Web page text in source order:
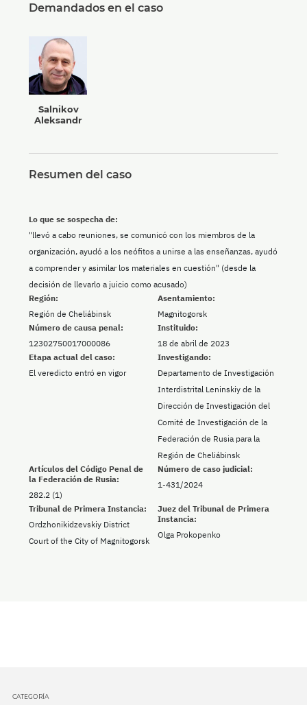
Demandados en el caso
Salnikov
Aleksandr
Resumen del caso
Región:
Región de Cheliábinsk
Asentamiento:
Magnitogorsk
Lo que se sospecha de:
"llevó a cabo reuniones, se comunicó con los miembros de la
organización, ayudó a los neófitos a unirse a las enseñanzas, ayudó
a comprender y asimilar los materiales en cuestión" (desde la
decisión de llevarlo a juicio como acusado)
Número de causa penal:
12302750017000086
Instituido:
18 de abril de 2023
Etapa actual del caso:
El veredicto entró en vigor
Investigando:
Departamento de Investigación
Interdistrital Leninskiy de la
Dirección de Investigación del
Comité de Investigación de la
Federación de Rusia para la
Región de Cheliábinsk
Artículos del Código Penal de
la Federación de Rusia:
282.2 (1)
Número de caso judicial:
1-431/2024
Tribunal de Primera Instancia:
Ordzhonikidzevskiy District
Court of the City of Magnitogorsk
Juez del Tribunal de Primera
Instancia:
Olga Prokopenko
CATEGORÍA